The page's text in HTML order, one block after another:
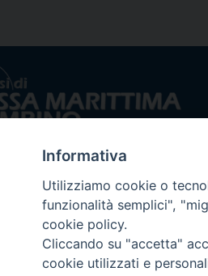
©
Informativa
Utilizziamo cookie o
funzionalità semplici",
cookie policy.
Cliccando su "accetta"
cookie utilizzati e